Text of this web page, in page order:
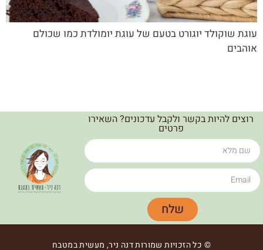
עוגת שוקולד יוגורט בטעם של עוגת יומולדת כמו שכולם
אוהבים
רוצים להיות בקשר ולקבל עדכונים? השאירו
פרטים
שלח
© כל הזכויות שמורות דנה ניר, מעשית במטבח